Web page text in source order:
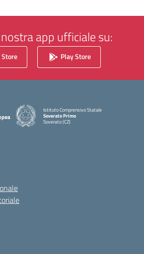
app ufficiale su:
Play Store
Istituto Comprensivo Statale
Soverato Primo
Soverato (CZ)